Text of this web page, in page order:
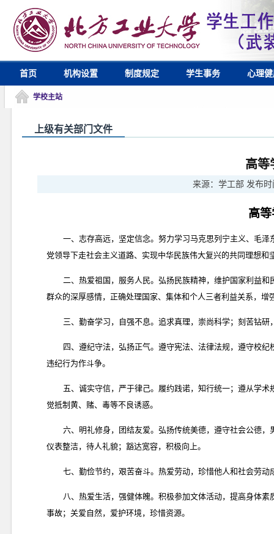
首页 机构设置 制度规定 学生事务 心理
学校主站
上级有关部门文件
高等
来源： 学工部 发布时
高
一、志存高远，坚定信念。努力学习马克思列宁主义、毛
党领导下走社会主义道路、实现中华民族伟大复兴的共同理想
二、热爱祖国，服务人民。弘扬民族精神，维护国家利益
群众的深厚感情，正确处理国家、集体和个人三者利益关系，增
三、勤奋学习，自强不息。追求真理，崇尚科学；刻苦钻
四、遵纪守法，弘扬正气。遵守宪法、法律法规，遵守校
违纪行为作斗争。
五、诚实守信，严于律己。履约践诺，知行统一；遵从学
觉抵制黄、赌、毒等不良诱惑。
六、明礼修身，团结友爱。弘扬传统美德，遵守社会公德
仪表整洁，待人礼貌；豁达宽容，积极向上。
七、勤俭节约，艰苦奋斗。热爱劳动，珍惜他人和社会劳
八、热爱生活，强健体魄。积极参加文体活动，提高身体
事故；关爱自然，爱护环境，珍惜资源。